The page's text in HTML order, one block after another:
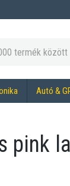
Autó &
pink